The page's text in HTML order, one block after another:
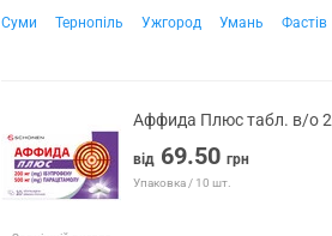
Суми
Тернопіль Ужгород Умань Фастів
Аффида Плюс табл. в/о
від 69.50 грн
Упаковка / 10 шт.